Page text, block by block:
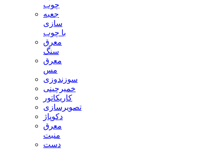
چوب
جعبه
سازی
با چوب
معرق
سنگ
معرق
مس
سوزندوزی
خمیرچینی
کاریکاتور
تصویرسازی
دکوپاژ
معرق
منبت
دست